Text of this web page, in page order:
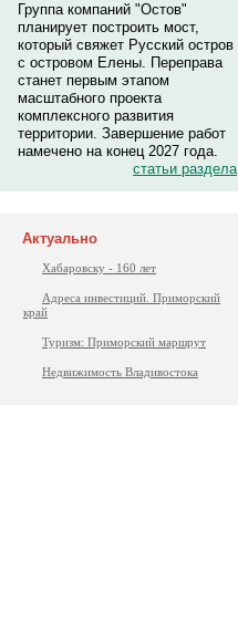
Группа компаний "Остов"
планирует построить мост,
который свяжет Русский остров
с островом Елены. Переправа
станет первым этапом
масштабного проекта
комплексного развития
территории. Завершение работ
намечено на конец 2027 года.
статьи раздела
Актуально
Хабаровску - 160 лет
Адреса инвестиций. Приморский
край
Туризм: Приморский маршрут
Недвижимость Владивостока